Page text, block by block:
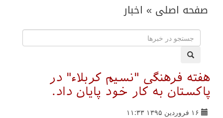
صفحه اصلی » اخبار
هفته فرهنگی "نسیم کربلاء" در
پاکستان به کار خود پایان داد.
۱۶ فروردین ۱۳۹۵ ۱۱:۳۳